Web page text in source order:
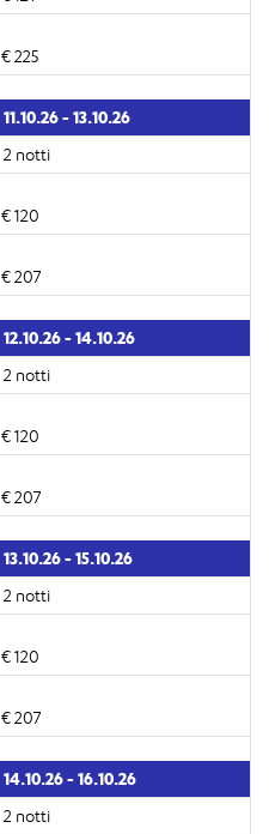
€ 225
11.10.26 - 13.10.26
2 notti
€ 120
€ 207
12.10.26 - 14.10.26
2 notti
€ 120
€ 207
13.10.26 - 15.10.26
2 notti
€ 120
€ 207
14.10.26 - 16.10.26
2 notti